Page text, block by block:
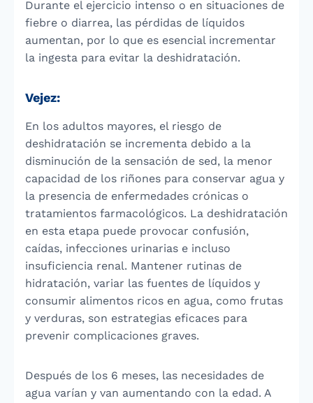
Durante el ejercicio intenso o en situaciones de
fiebre o diarrea, las pérdidas de líquidos
aumentan, por lo que es esencial incrementar
la ingesta para evitar la deshidratación.
Vejez:
En los adultos mayores, el riesgo de
deshidratación se incrementa debido a la
disminución de la sensación de sed, la menor
capacidad de los riñones para conservar agua y
la presencia de enfermedades crónicas o
tratamientos farmacológicos. La deshidratación
en esta etapa puede provocar confusión,
caídas, infecciones urinarias e incluso
insuficiencia renal. Mantener rutinas de
hidratación, variar las fuentes de líquidos y
consumir alimentos ricos en agua, como frutas
y verduras, son estrategias eficaces para
prevenir complicaciones graves.
Después de los 6 meses, las necesidades de
agua varían y van aumentando con la edad. A